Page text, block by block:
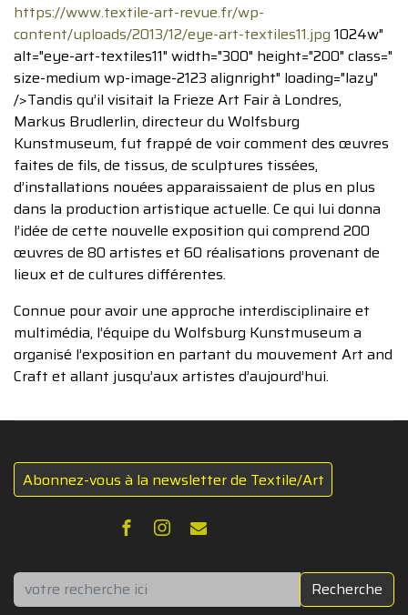
https://www.textile-art-revue.fr/wp-
content/uploads/2013/12/eye-art-textiles11.jpg 1024w"
alt="eye-art-textiles11" width="300" height="200" class="
size-medium wp-image-2123 alignright" loading="lazy"
/>Tandis qu’il visitait la Frieze Art Fair à Londres,
Markus Brudlerlin, directeur du Wolfsburg
Kunstmuseum, fut frappé de voir comment des œuvres
faites de fils, de tissus, de sculptures tissées,
d’installations nouées apparaissaient de plus en plus
dans la production artistique actuelle. Ce qui lui donna
l’idée de cette nouvelle exposition qui comprend 200
œuvres de 80 artistes et 60 réalisations provenant de
lieux et de cultures différentes.
Connue pour avoir une approche interdisciplinaire et
multimédia, l’équipe du Wolfsburg Kunstmuseum a
organisé l’exposition en partant du mouvement Art and
Craft et allant jusqu’aux artistes d’aujourd’hui.
Abonnez-vous à la newsletter de Textile/Art
Rechercher Recherche